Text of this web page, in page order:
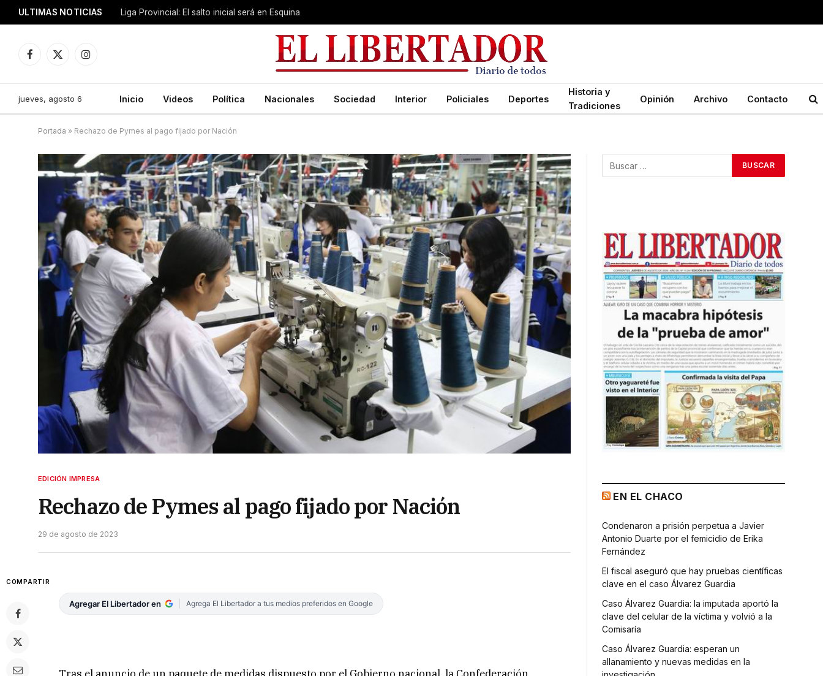
ULTIMAS NOTICIAS Liga Provincial: El salto inicial será en Esquina
Facebook
X
Instagram
jueves, agosto 6 Inicio Videos Política Nacionales Sociedad Interior Policiales Deportes
Historia y
Tradiciones
Opinión Archivo Contacto
Portada » Rechazo de Pymes al pago fijado por Nación
EDICIÓN IMPRESA
Rechazo de Pymes al pago fijado por Nación
29 de agosto de 2023
COMPARTIR
Agregar El Libertador en Agrega El Libertador a tus medios preferidos en Google
Tras el anuncio de un paquete de medidas dispuesto por el Gobierno nacional, la Confederación
EN EL CHACO
Condenaron a prisión perpetua a Javier
Antonio Duarte por el femicidio de Erika
Fernández
El fiscal aseguró que hay pruebas científicas
clave en el caso Álvarez Guardia
Caso Álvarez Guardia: la imputada aportó la
clave del celular de la víctima y volvió a la
Comisaría
Caso Álvarez Guardia: esperan un
allanamiento y nuevas medidas en la